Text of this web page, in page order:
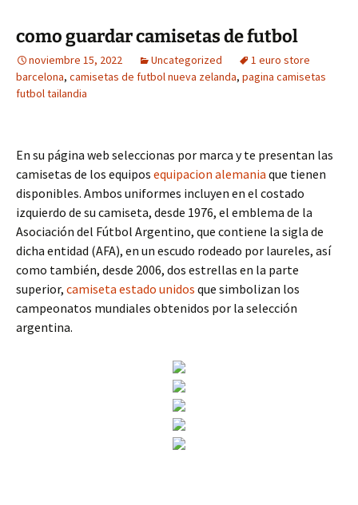
como guardar camisetas de futbol
noviembre 15, 2022 Uncategorized
1 euro store
barcelona, camisetas de futbol nueva zelanda, pagina camisetas
futbol tailandia
En su página web seleccionas por marca y te presentan las
camisetas de los equipos equipacion alemania que tienen
disponibles. Ambos uniformes incluyen en el costado
izquierdo de su camiseta, desde 1976, el emblema de la
Asociación del Fútbol Argentino, que contiene la sigla de
dicha entidad (AFA), en un escudo rodeado por laureles, así
como también, desde 2006, dos estrellas en la parte
superior, camiseta estado unidos que simbolizan los
campeonatos mundiales obtenidos por la selección
argentina.